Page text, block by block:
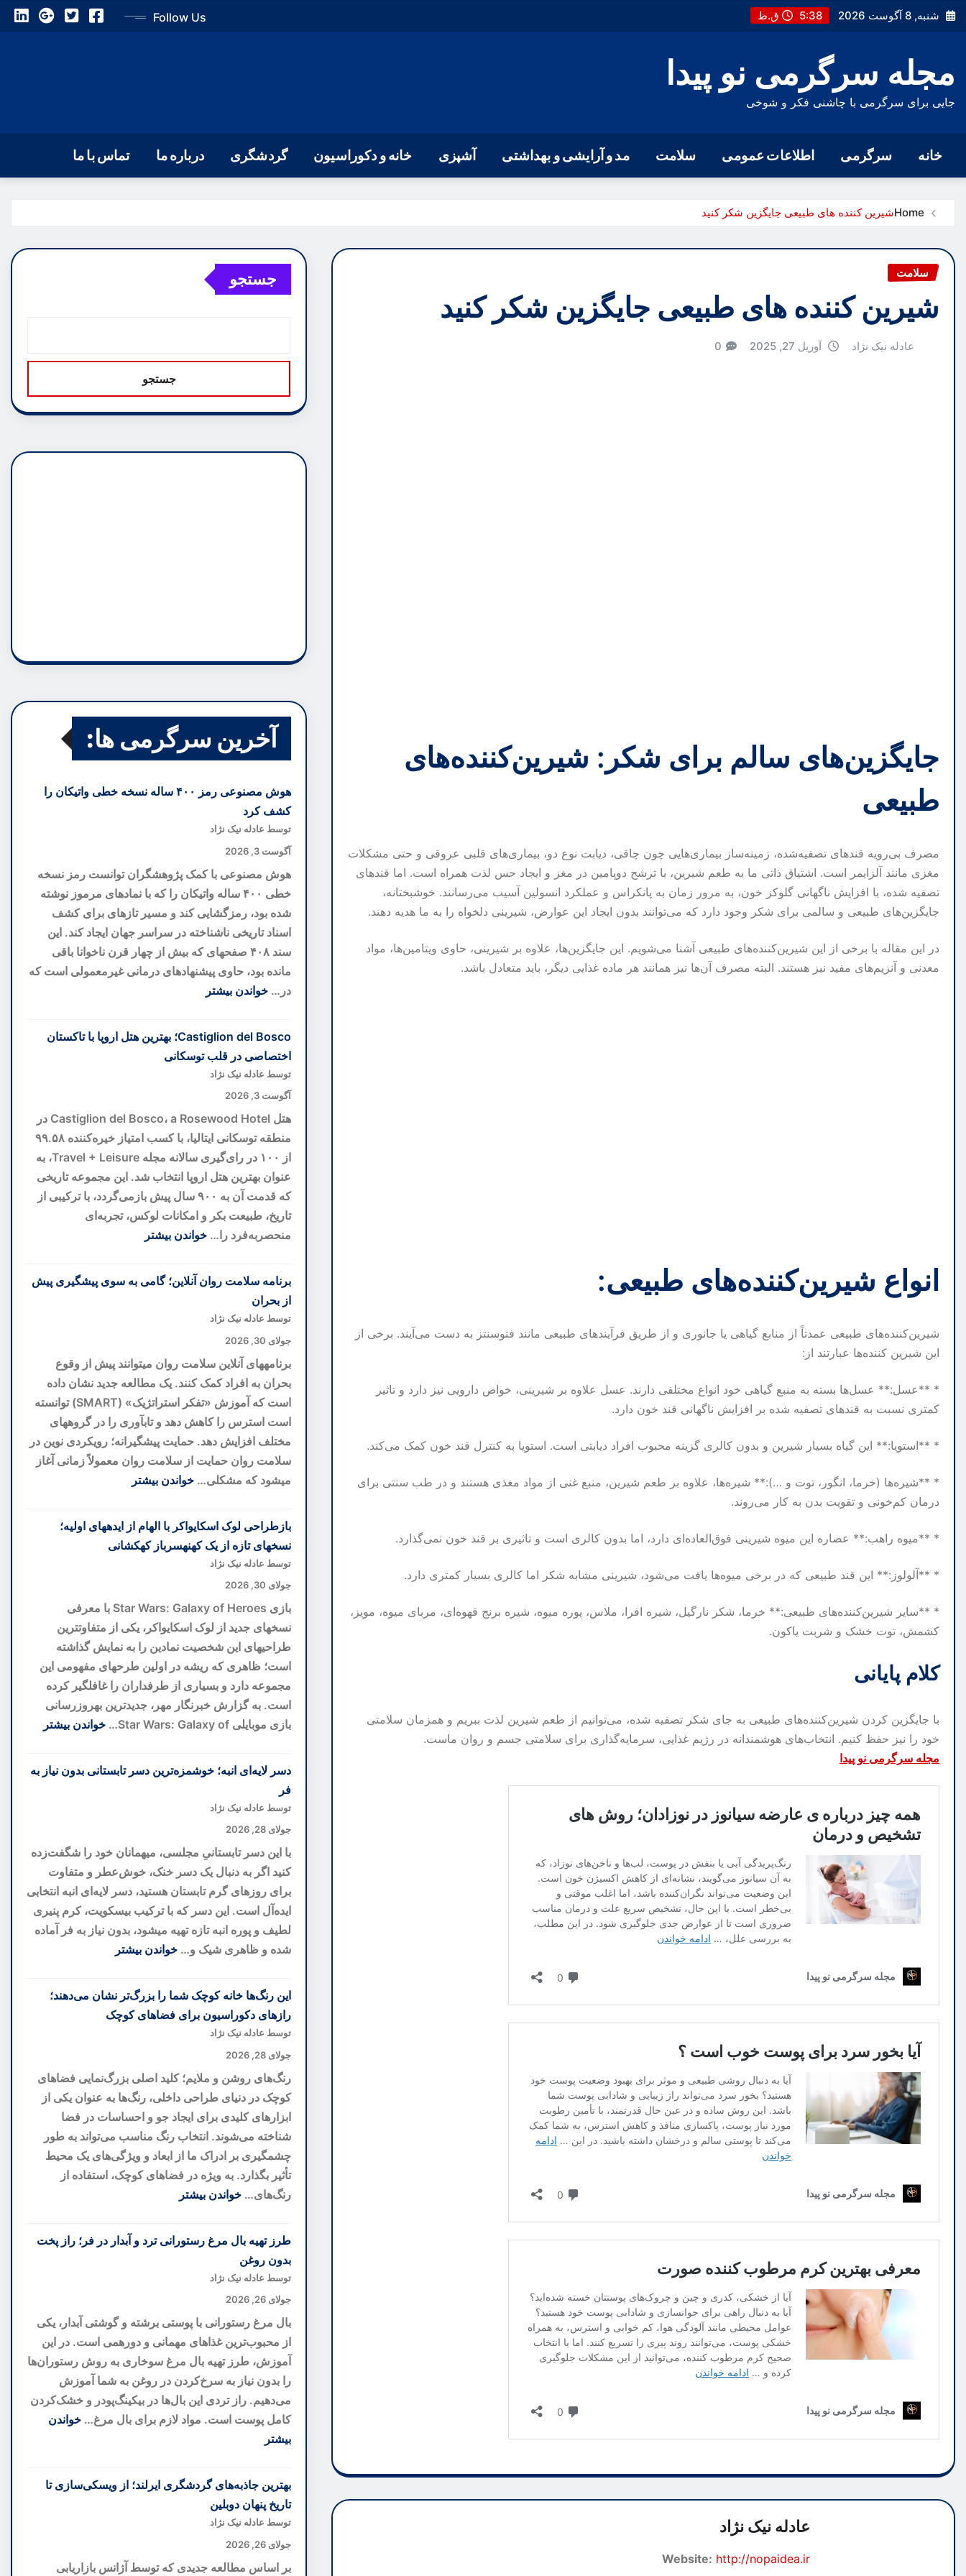
Skip
to
شنبه, 8 آگوست 2026 5:38 ق.ظ Follow Us
مجله سرگرمی نو پیدا
جایی برای سرگرمی با چاشنی فکر و شوخی
خانه سرگرمی اطلاعات عمومی سلامت مد و آرایشی و بهداشتی آشپزی خانه و دکوراسیون گردشگری درباره ما تماس با ما
Homeشیرین کننده های طبیعی جایگزین شکر کنید
سلامت
شیرین کننده های طبیعی جایگزین شکر کنید
عادله نیک نژاد آوریل 27, 2025 0
جایگزین‌های سالم برای شکر: شیرین‌کننده‌های
طبیعی
مصرف بی‌رویه قندهای تصفیه‌شده، زمینه‌ساز بیماری‌هایی چون چاقی، دیابت نوع دو، بیماری‌های قلبی عروقی و حتی مشکلات
مغزی مانند آلزایمر است. اشتیاق ذاتی ما به طعم شیرین، با ترشح دوپامین در مغز و ایجاد حس لذت همراه است. اما قندهای
تصفیه شده، با افزایش ناگهانی گلوکز خون، به مرور زمان به پانکراس و عملکرد انسولین آسیب می‌رسانند. خوشبختانه،
جایگزین‌های طبیعی و سالمی برای شکر وجود دارد که می‌توانند بدون ایجاد این عوارض، شیرینی دلخواه را به ما هدیه دهند.
در این مقاله با برخی از این شیرین‌کننده‌های طبیعی آشنا می‌شویم. این جایگزین‌ها، علاوه بر شیرینی، حاوی ویتامین‌ها، مواد
معدنی و آنزیم‌های مفید نیز هستند. البته مصرف آن‌ها نیز همانند هر ماده غذایی دیگر، باید متعادل باشد.
انواع شیرین‌کننده‌های طبیعی:
شیرین‌کننده‌های طبیعی عمدتاً از منابع گیاهی یا جانوری و از طریق فرآیندهای طبیعی مانند فتوسنتز به دست می‌آیند. برخی از
این شیرین کننده‌ها عبارتند از:
* **عسل:** عسل‌ها بسته به منبع گیاهی خود انواع مختلفی دارند. عسل علاوه بر شیرینی، خواص دارویی نیز دارد و تاثیر
کمتری نسبت به قندهای تصفیه شده بر افزایش ناگهانی قند خون دارد.
* **استویا:** این گیاه بسیار شیرین و بدون کالری گزینه محبوب افراد دیابتی است. استویا به کنترل قند خون کمک می‌کند.
* **شیره‌ها (خرما، انگور، توت و …):** شیره‌ها، علاوه بر طعم شیرین، منبع غنی از مواد مغذی هستند و در طب سنتی برای
درمان کم‌خونی و تقویت بدن به کار می‌روند.
* **میوه راهب:** عصاره این میوه شیرینی فوق‌العاده‌ای دارد، اما بدون کالری است و تاثیری بر قند خون نمی‌گذارد.
* **آلولوز:** این قند طبیعی که در برخی میوه‌ها یافت می‌شود، شیرینی مشابه شکر اما کالری بسیار کمتری دارد.
* **سایر شیرین‌کننده‌های طبیعی:** خرما، شکر نارگیل، شیره افرا، ملاس، پوره میوه، شیره برنج قهوه‌ای، مربای میوه، مویز،
کشمش، توت خشک و شربت یاکون.
کلام پایانی
با جایگزین کردن شیرین‌کننده‌های طبیعی به جای شکر تصفیه شده، می‌توانیم از طعم شیرین لذت ببریم و همزمان سلامتی
خود را نیز حفظ کنیم. انتخاب‌های هوشمندانه در رژیم غذایی، سرمایه‌گذاری برای سلامتی جسم و روان ماست.
مجله سرگرمی نو پیدا
عادله نیک نژاد
Website: http://nopaidea.ir
جستجو
جستجو
آخرین سرگرمی ها:
هوش مصنوعی رمز ۴۰۰ ساله نسخه خطی واتیکان را
کشف کرد
توسط عادله نیک نژاد
آگوست 3, 2026
هوش مصنوعی با کمک پژوهشگران توانست رمز نسخه
خطی ۴۰۰ ساله واتیکان را که با نمادهای مرموز نوشته
شده بود، رمزگشایی کند و مسیر تازهای برای کشف
اسناد تاریخی ناشناخته در سراسر جهان ایجاد کند. این
سند ۴۰۸ صفحهای که بیش از چهار قرن ناخوانا باقی
مانده بود، حاوی پیشنهادهای درمانی غیرمعمولی است که
در… خواندن بیشتر
مصنوعی
۴۰۰
نسخه
خطی
واتیکان
را
کشف
کرد
Castiglion del Bosco؛ بهترین هتل اروپا با تاکستان
اختصاصی در قلب توسکانی
توسط عادله نیک نژاد
آگوست 3, 2026
هتل Castiglion del Bosco، a Rosewood Hotel در
منطقه توسکانی ایتالیا، با کسب امتیاز خیره‌کننده ۹۹.۵۸
از ۱۰۰ در رای‌گیری سالانه مجله Travel + Leisure، به
عنوان بهترین هتل اروپا انتخاب شد. این مجموعه تاریخی
که قدمت آن به ۹۰۰ سال پیش بازمی‌گردد، با ترکیبی از
تاریخ، طبیعت بکر و امکانات لوکس، تجربه‌ای
منحصربه‌فرد را… خواندن بیشتر
Castiglion
del
بهترین
اروپا
با
تاکستان
اختصاصی
در
قلب
توسکانی
برنامه سلامت روان آنلاین؛ گامی به سوی پیشگیری پیش
از بحران
توسط عادله نیک نژاد
جولای 30, 2026
برنامههای آنلاین سلامت روان میتوانند پیش از وقوع
بحران به افراد کمک کنند. یک مطالعه جدید نشان داده
است که آموزش «تفکر استراتژیک» (SMART) توانسته
است استرس را کاهش دهد و تابآوری را در گروههای
مختلف افزایش دهد. حمایت پیشگیرانه؛ رویکردی نوین در
سلامت روان حمایت از سلامت روان معمولاً زمانی آغاز
میشود که مشکلی… خواندن بیشتر
برنامه
سلامت
روان
آنلاین؛
به
سوی
پیشگیری
پیش
از
بحران
بازطراحی لوک اسکایواکر با الهام از ایدههای اولیه؛
نسخهای تازه از یک کهنهسرباز کهکشانی
توسط عادله نیک نژاد
جولای 30, 2026
بازی Star Wars: Galaxy of Heroes با معرفی
نسخهای جدید از لوک اسکایواکر، یکی از متفاوتترین
طراحیهای این شخصیت نمادین را به نمایش گذاشته
است؛ ظاهری که ریشه در اولین طرحهای مفهومی این
مجموعه دارد و بسیاری از طرفداران را غافلگیر کرده
است. به گزارش خبرنگار مهر، جدیدترین بهروزرسانی
بازی موبایلی Star Wars: Galaxy of…
خواندن بیشتر
بازطراحی
لوک
اسکایواکر
از
ایدههای
اولیه؛
نسخهای
تازه
از
کهنهسرباز
کهکشانی
دسر لایه‌ای انبه؛ خوشمزه‌ترین دسر تابستانی بدون نیاز به
فر
توسط عادله نیک نژاد
جولای 28, 2026
با این دسر تابستانیِ مجلسی، میهمانان خود را شگفت‌زده
کنید اگر به دنبال یک دسر خنک، خوش‌عطر و متفاوت
برای روزهای گرم تابستان هستید، دسر لایه‌ای انبه انتخابی
ایده‌آل است. این دسر که با ترکیب بیسکویت، کرم پنیری
لطیف و پوره انبه تازه تهیه میشود، بدون نیاز به فر آماده
شده و ظاهری شیک و… خواندن بیشتر
دسر
لایه‌ای
انبه؛
خوشمزه‌ترین
تابستانی
بدون
نیاز
به
فر
این رنگ‌ها خانه کوچک شما را بزرگ‌تر نشان می‌دهند؛
رازهای دکوراسیون برای فضاهای کوچک
توسط عادله نیک نژاد
جولای 28, 2026
رنگ‌های روشن و ملایم؛ کلید اصلی بزرگ‌نمایی فضاهای
کوچک در دنیای طراحی داخلی، رنگ‌ها به عنوان یکی از
ابزارهای کلیدی برای ایجاد جو و احساسات در فضا
شناخته می‌شوند. انتخاب رنگ مناسب می‌تواند به طور
چشمگیری بر ادراک ما از ابعاد و ویژگی‌های یک محیط
تأثیر بگذارد. به ویژه در فضاهای کوچک، استفاده از
رنگ‌های… خواندن بیشتر
این
کوچک
را
بزرگ‌تر
نشان
می‌دهند؛
رازهای
دکوراسیون
برای
کوچک
طرز تهیه بال مرغ رستورانی ترد و آبدار در فر؛ راز پخت
بدون روغن
توسط عادله نیک نژاد
جولای 26, 2026
بال مرغ رستورانی با پوستی برشته و گوشتی آبدار، یکی
از محبوب‌ترین غذاهای مهمانی و دورهمی است. در این
آموزش، طرز تهیه بال مرغ سوخاری به روش رستوران‌ها
را بدون نیاز به سرخ‌کردن در روغن به شما آموزش
می‌دهیم. راز تردی این بال‌ها در بیکینگ‌پودر و خشک‌کردن
کامل پوست است. مواد لازم برای بال مرغ… خواندن
بیشتر
تهیه
بال
مرغ
بهترین جاذبه‌های گردشگری ایرلند؛ از ویسکی‌سازی تا
تاریخ پنهان دوبلین
توسط عادله نیک نژاد
جولای 26, 2026
بر اساس مطالعه جدیدی که توسط آژانس بازاریابی